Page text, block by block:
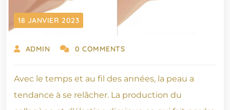
18 JANVIER 2023
ADMIN 0 COMMENTS
Avec le temps et au fil des années, la peau a
tendance à se relâcher. La production du